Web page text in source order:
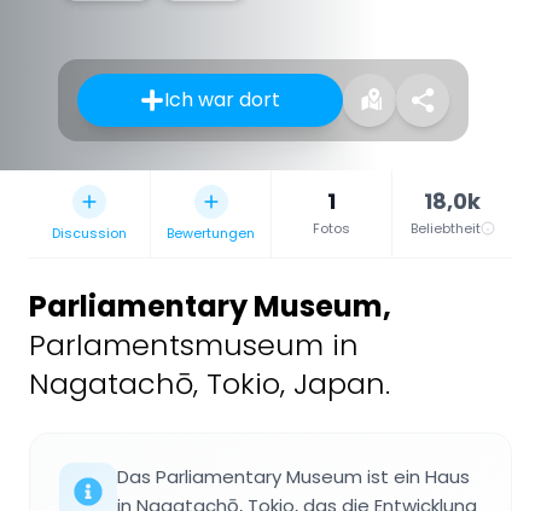
Ich war dort
Discussion Bewertungen
1
Fotos
18,0k
Beliebtheit
Parliamentary Museum,
Parlamentsmuseum in
Nagatachō, Tokio, Japan.
Das Parliamentary Museum ist ein Haus
in Nagatachō, Tokio, das die Entwicklung